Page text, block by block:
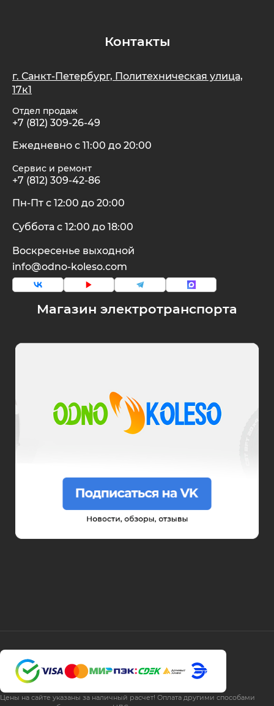
Магазин электротранспорта
Контакты
г. Санкт-Петербург, Политехническая улица,
17к1
Отдел продаж
+7 (812) 309-26-49
Ежедневно с 11:00 до 20:00
Сервис и ремонт
+7 (812) 309-42-86
Пн-Пт с 12:00 до 20:00
Суббота с 12:00 до 18:00
Воскресенье выходной
info@odno-koleso.com
Цены на сайте указаны за наличный расчет! Оплата другими способами